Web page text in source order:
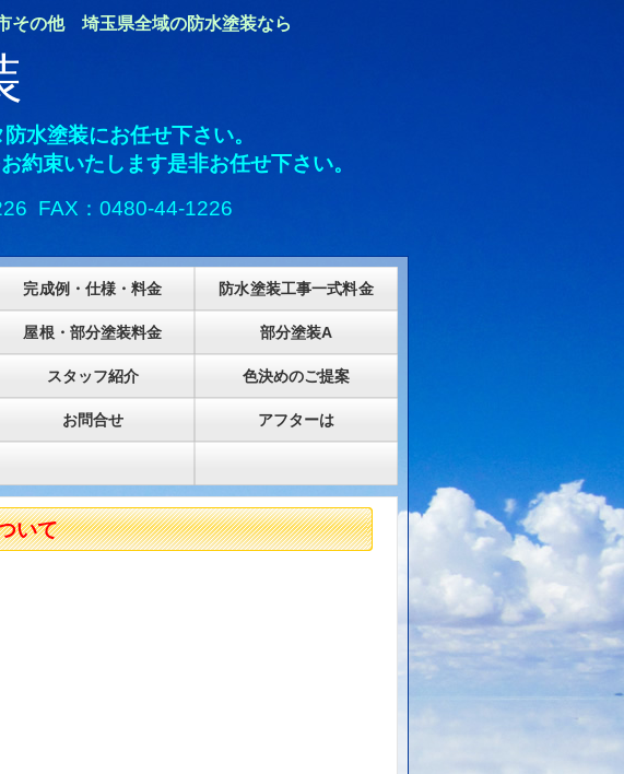
の他 埼玉県全域の防水塗装なら
水塗装にお任せ下さい。
束いたします是非お任せ下さい。
FAX：0480-44-1226
完成例・仕様・料金 防水塗装工事一式料金
屋根・部分塗装料金 部分塗装A
スタッフ紹介 色決めのご提案
お問合せ アフターは
いて